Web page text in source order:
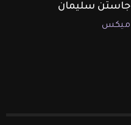
جاستن سليمان
ميكس